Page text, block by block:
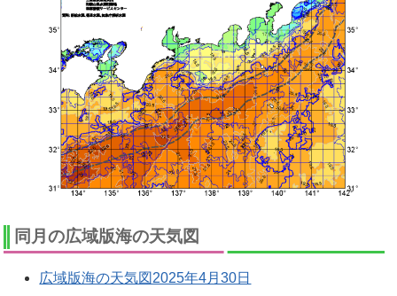
同月の広域版海の天気図
広域版海の天気図2025年4月30日